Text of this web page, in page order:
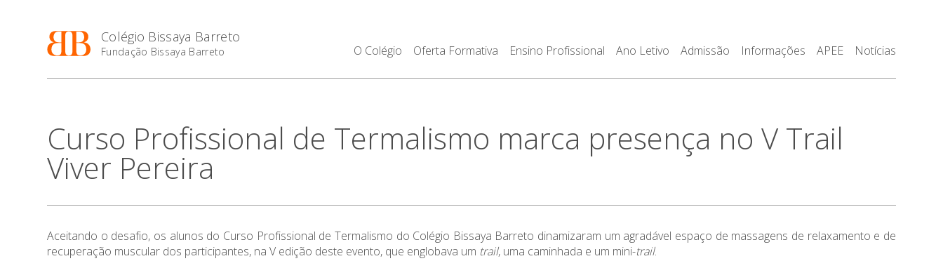
Colégio Bissaya Barreto
Fundação Bissaya Barreto O Colégio Oferta Formativa Ensino Profissional Ano Letivo Admissão Informações APEE Notícias
Curso Profissional de Termalismo marca presença no V Trail
Viver Pereira
Aceitando o desafio, os alunos do Curso Profissional de Termalismo do Colégio Bissaya Barreto dinamizaram um agradável espaço de massagens de relaxamento e de
recuperação muscular dos participantes, na V edição deste evento, que englobava um trail, uma caminhada e um mini-trail.